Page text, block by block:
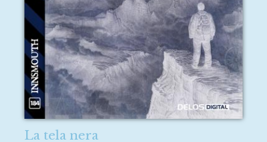
La tela nera